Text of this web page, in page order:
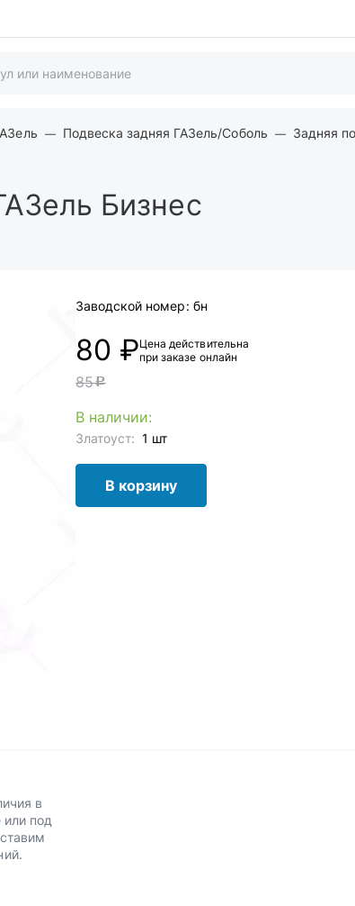
Подвеска задняя ГАЗель/Соболь Задняя
Бизнес
Заводской номер: бн
80 ₽Цена действительна
при заказе онлайн
85c
В наличии:
Златоуст: 1 шт
В корзину
в
или под